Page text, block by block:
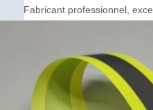
Fabricant professionnel,